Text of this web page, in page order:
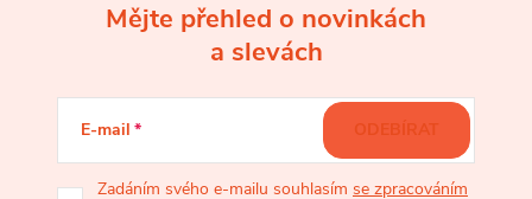
Mějte přehled o novinkách
a slevách
E-mail
Zadáním svého e-mailu souhlasím se zpracováním
ODEBÍRAT